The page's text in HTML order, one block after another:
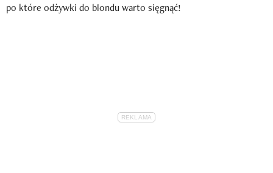
po które odżywki do blondu warto sięgnąć!